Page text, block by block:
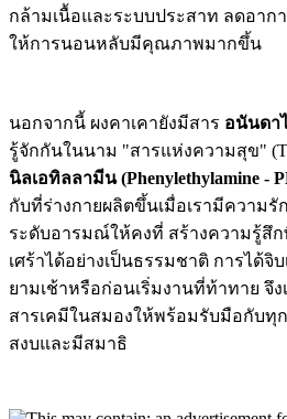
กล้ามเนื้อและระบบประสาท ลดอาก
ให้การนอนหลับมีคุณภาพมากขึ้น
นอกจากนี้ ผงคาเคายังมีสาร อนันดา
รู้จักกันในนาม "สารแห่งความสุข"
นิลเอทิลลามีน (Phenylethylamine -
กับที่ร่างกายผลิตขึ้นเมื่อเรามีความรั
ระดับอารมณ์ให้คงที่ สร้างความรู้สึ
เศร้าได้อย่างเป็นธรรมชาติ การได้จิ
ยามเช้าหรือก่อนเริ่มงานที่ท้าทาย จึง
สารเคมีในสมองให้พร้อมรับมือกับทุ
สงบและมีสมาธิ